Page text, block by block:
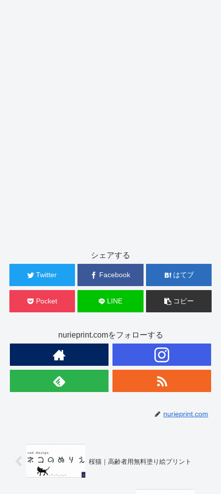
シェアする
Twitter Facebook はてブ
Pocket LINE コピー
nurieprint.comをフォローする
nurieprint.com
桜猫｜高齢者用無料塗り絵プリント